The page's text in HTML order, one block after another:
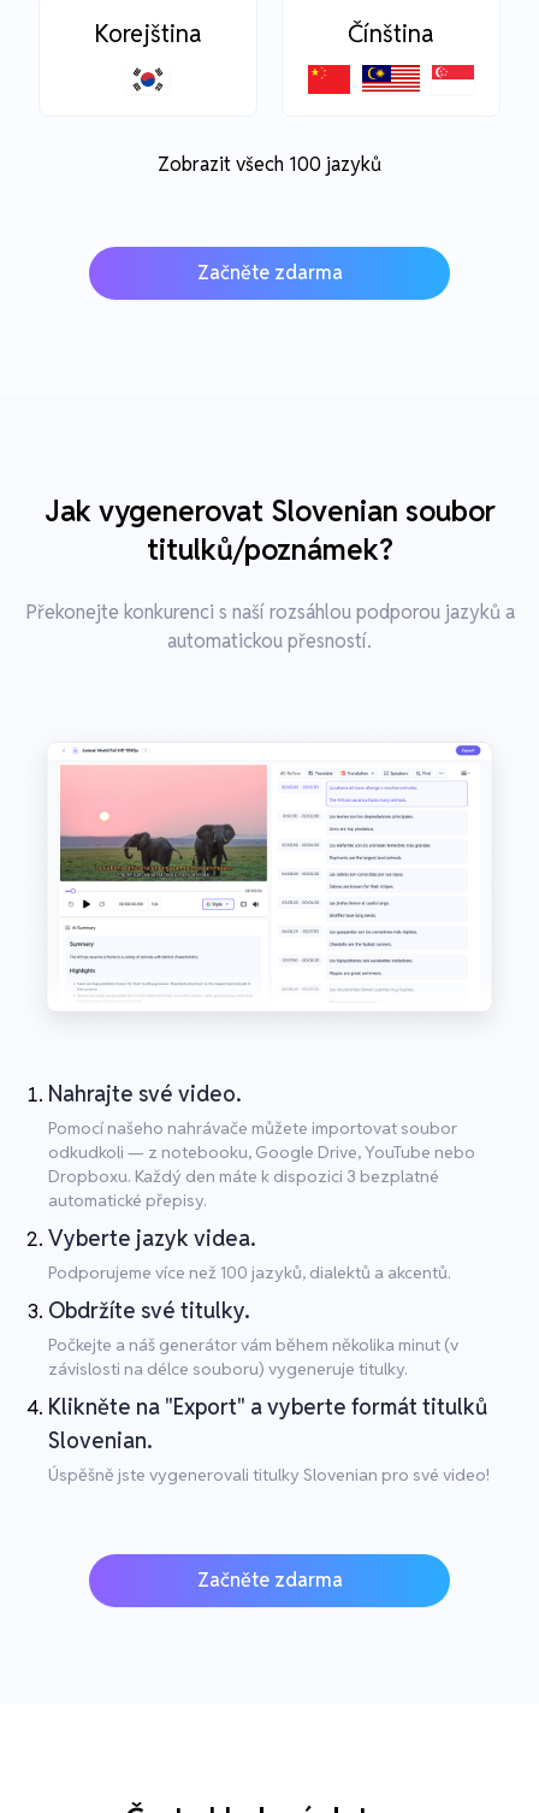
Korejština Čínština
Zobrazit všech 100 jazyků
Začněte zdarma
Jak vygenerovat Slovenian soubor
titulků/poznámek?
Překonejte konkurenci s naší rozsáhlou podporou jazyků a
automatickou přesností.
Nahrajte své video.
Pomocí našeho nahrávače můžete importovat soubor
odkudkoli — z notebooku, Google Drive, YouTube nebo
Dropboxu. Každý den máte k dispozici 3 bezplatné
automatické přepisy.
Vyberte jazyk videa.
Podporujeme více než 100 jazyků, dialektů a akcentů.
Obdržíte své titulky.
Počkejte a náš generátor vám během několika minut (v
závislosti na délce souboru) vygeneruje titulky.
Klikněte na "Export" a vyberte formát titulků
Slovenian.
Úspěšně jste vygenerovali titulky Slovenian pro své video!
Začněte zdarma